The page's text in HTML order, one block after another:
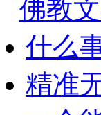
佛教
什么
精准